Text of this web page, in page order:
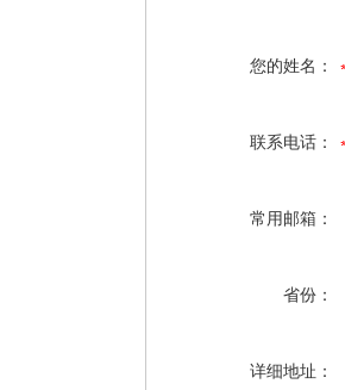
您的姓名：
联系电话：
常用邮箱：
省份：
详细地址：